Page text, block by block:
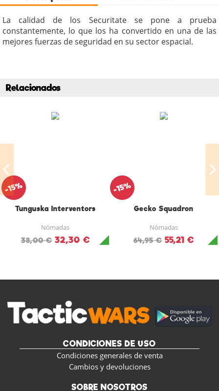
La calidad de los Securitate se pone a prueba
constantemente, lo que los ha convertido en una de las
mejores fuerzas de seguridad en su sector espacial.
Relacionados
Tunguska Interventors
Nómadas
38,00 € 32,30 €
-15%
Gecko Squadron
Nómadas
64,95 € 55,21 €
-15%
CONDICIONES DE USO
Condiciones generales de venta
Cambios y devoluciones
SOBRE NOSOTROS